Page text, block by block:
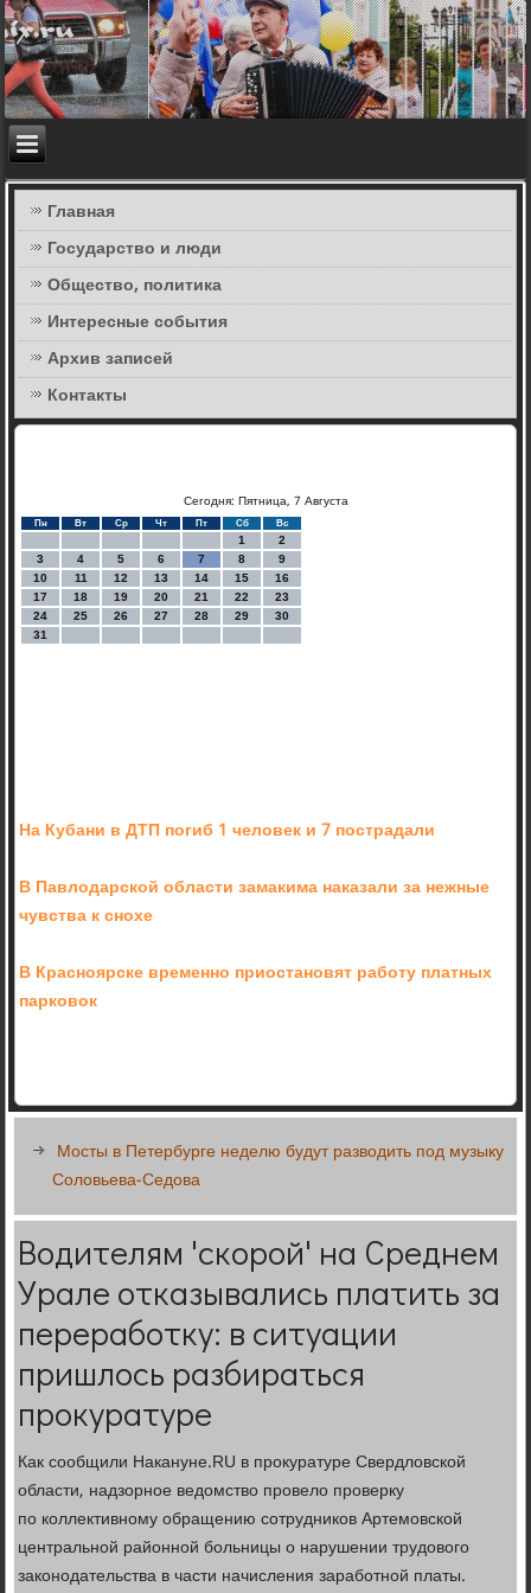
Главная
Государство и люди
Общество, политика
Интересные события
Архив записей
Контакты
Сегодня: Пятница, 7 Августа
Пн Вт Ср Чт Пт Сб Вс
1
2
3
4 5 6 7 8
9
10
11 12 13 14 15
16
17
18 19 20 21 22
23
24
25 26 27 28 29
30
31
На Кубани в ДТП погиб 1 человек и 7 пострадали
В Павлодарской области замакима наказали за нежные
чувства к снохе
В Красноярске временно приостановят работу платных
парковок
Мосты в Петербурге неделю будут разводить под музыку
Соловьева-Седова
Водителям 'скорой' на Среднем
Урале отказывались платить за
переработку: в ситуации
пришлось разбираться
прокуратуре
Как сообщили Накануне.RU в прокуратуре Свердловской
области, надзорное ведомство провело проверку
по коллективному обращению сотрудников Артемовской
центральной районной больницы о нарушении трудового
законодательства в части начисления заработной платы.